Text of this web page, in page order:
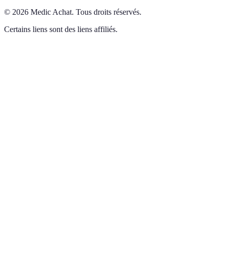
© 2026 Medic Achat. Tous droits réservés.
Certains liens sont des liens affiliés.